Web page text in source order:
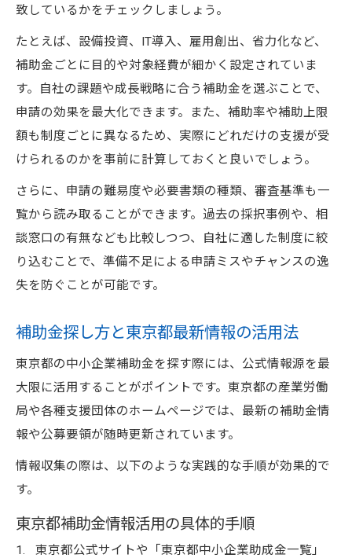
致しているかをチェックしましょう。
たとえば、設備投資、IT導入、雇用創出、省力化など、
補助金ごとに目的や対象経費が細かく設定されていま
す。自社の課題や成長戦略に合う補助金を選ぶことで、
申請の効果を最大化できます。また、補助率や補助上限
額も制度ごとに異なるため、実際にどれだけの支援が受
けられるのかを事前に計算しておくと良いでしょう。
さらに、申請の難易度や必要書類の種類、審査基準も一
覧から読み取ることができます。過去の採択事例や、相
談窓口の有無なども比較しつつ、自社に適した制度に絞
り込むことで、準備不足による申請ミスやチャンスの逸
失を防ぐことが可能です。
補助金探し方と東京都最新情報の活用法
東京都の中小企業補助金を探す際には、公式情報源を最
大限に活用することがポイントです。東京都の産業労働
局や各種支援団体のホームページでは、最新の補助金情
報や公募要領が随時更新されています。
情報収集の際は、以下のような実践的な手順が効果的で
す。
東京都補助金情報活用の具体的手順
東京都公式サイトや「東京都中小企業助成金一覧」